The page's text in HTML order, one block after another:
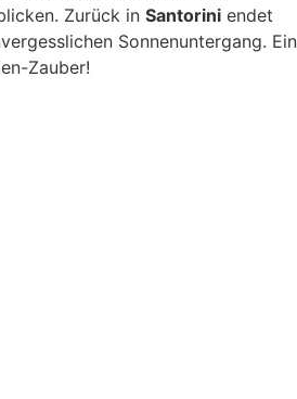
Zurück in Santorini endet
Sonnenuntergang. Ein
Zauber!